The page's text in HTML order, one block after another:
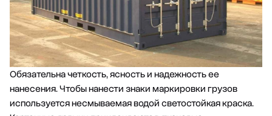
Обязательна четкость, ясность и надежность ее
нанесения. Чтобы нанести знаки маркировки грузов
используется несмываемая водой светостойкая краска.